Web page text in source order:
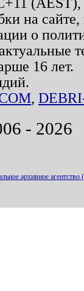
на
о
16 лет.
,
- 2026